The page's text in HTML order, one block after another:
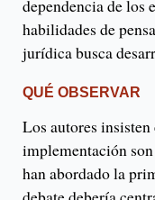
dependencia de los
habilidades de
jurídica busca
QUÉ OBSERVAR
Los autores
implementación
han abordado la